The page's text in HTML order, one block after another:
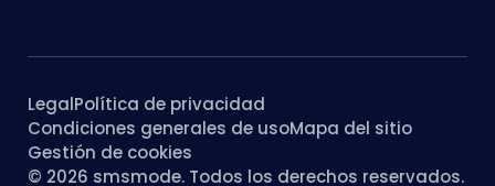
© 2026 smsmode. Todos los derechos reservados.
LegalPolítica de privacidad
Condiciones generales de usoMapa del sitio
Gestión de cookies